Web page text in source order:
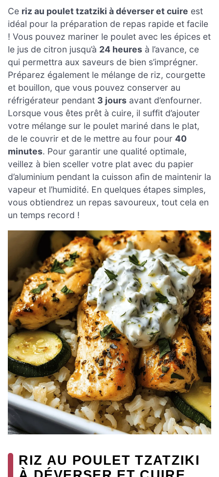
Ce riz au poulet tzatziki à déverser et cuire est
idéal pour la préparation de repas rapide et facile
! Vous pouvez mariner le poulet avec les épices et
le jus de citron jusqu’à 24 heures à l’avance, ce
qui permettra aux saveurs de bien s’imprégner.
Préparez également le mélange de riz, courgette
et bouillon, que vous pouvez conserver au
réfrigérateur pendant 3 jours avant d’enfourner.
Lorsque vous êtes prêt à cuire, il suffit d’ajouter
votre mélange sur le poulet mariné dans le plat,
de le couvrir et de le mettre au four pour 40
minutes. Pour garantir une qualité optimale,
veillez à bien sceller votre plat avec du papier
d’aluminium pendant la cuisson afin de maintenir la
vapeur et l’humidité. En quelques étapes simples,
vous obtiendrez un repas savoureux, tout cela en
un temps record !
RIZ AU POULET TZATZIKI